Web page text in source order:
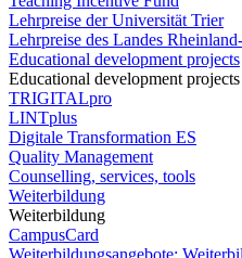
Lehrpreise der Universität Trier
Lehrpreise des Landes
Educational development projects
Educational development projects
TRIGITALpro
LINTplus
Digitale Transformation ES
Quality Management
Counselling, services, tools
Weiterbildung
Weiterbildung
CampusCard
Weiterbildungsangebote: